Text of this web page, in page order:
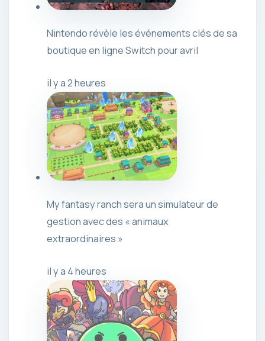
Nintendo révèle les événements clés de sa
boutique en ligne Switch pour avril
il y a 2 heures
My fantasy ranch sera un simulateur de
gestion avec des « animaux
extraordinaires »
il y a 4 heures